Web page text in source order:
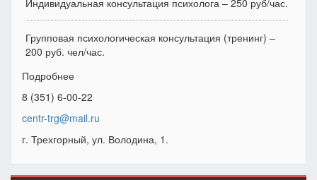
Индивидуальная консультация психолога – 250 руб/час.
Групповая психологическая консультация (тренинг) –
200 руб. чел/час.
Подробнее
8 (351) 6-00-22
centr-trg@mail.ru
г. Трехгорный, ул. Володина, 1.